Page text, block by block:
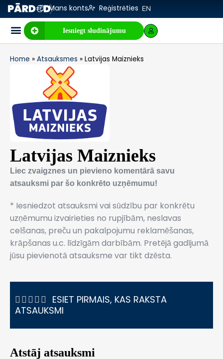
Mans konts Reģistrēties EN
Iesniegt sludinājumu
Home » Atsauksmes » Latvijas Maiznieks
Latvijas Maiznieks
Liec zvaigznes un pievieno komentārā savu
atsauksmi par šo konkrēto uzņēmumu!
* Iesniedzot atsauksmi vai sūdzību par konkrētu
uzņēmumu izvairieties no rupjībām, neslavas
celšanas, preču un pakalpojumu reklamēšanas,
krāpšanas u.c. līdzīgām darbībām. Pretējā gadījumā
jūsu pievienotā atsauksme var tikt dzēsta.
ESIET PIRMAIS, KAS RAKSTA
ATSAUKSMI
Atstāj atsauksmi